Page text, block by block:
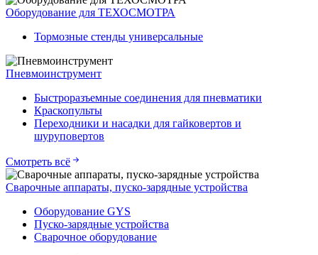
Оборудование для ТЕХОСМОТРА
Тормозные стенды универсальные
Пневмоинструмент
Быстроразъемные соединения для пневматики
Краскопульты
Переходники и насадки для гайковертов и
шуруповертов
Смотреть всё
Сварочные аппараты, пуско-зарядные устройства
Оборудование GYS
Пуско-зарядные устройства
Сварочное оборудование